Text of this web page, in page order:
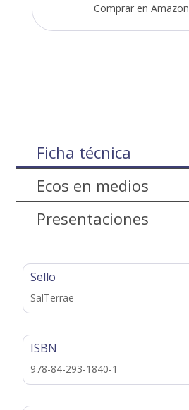
Comprar en Amazon
Ficha técnica
Ecos en medios
Presentaciones
Sello
SalTerrae
ISBN
978-84-293-1840-1